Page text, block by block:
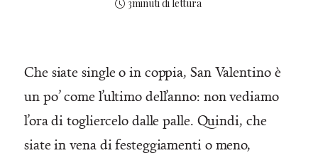
3minuti di lettura
Che siate single o in coppia, San Valentino è
un po’ come l’ultimo dell’anno: non vediamo
l’ora di togliercelo dalle palle. Quindi, che
siate in vena di festeggiamenti o meno,